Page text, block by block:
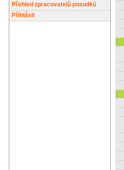
Přehled zpracovatelů posudků
Přihlásit